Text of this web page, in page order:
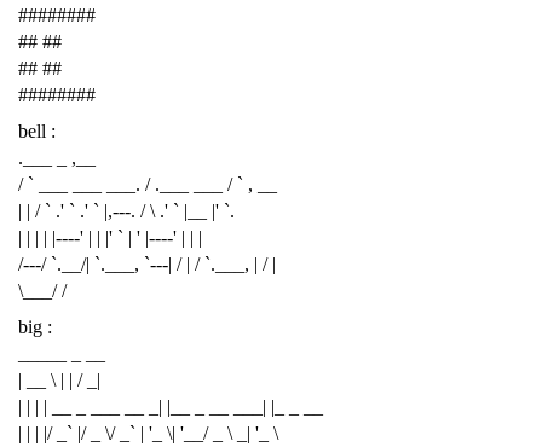
########
## ##
## ##
########
bell :
.___ _ ,__
/ ` ___ ___ ___. / .___ ___ / ` , __
| | / ` .' ` .' ` |,---. / \ .' ` |__ |' `.
| | | | |----' | | |' ` | ' |----' | | |
/---/ `.__/| `.___, `---| / | / `.___, | / |
\___/ /
big :
| __ \ | | / _|
| | | | __ _ ___ __ _| |__ _ __ ___| |_ _ __
| | | |/ _` |/ _ \/ _` | '_ \| '__/ _ \ _| '_ \